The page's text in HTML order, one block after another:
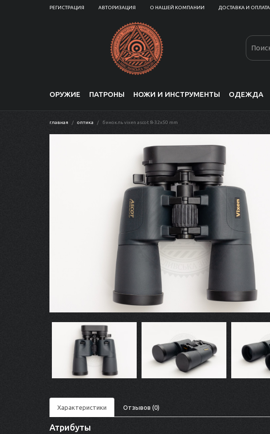
РЕГИСТРАЦИЯ АВТОРИЗАЦИЯ О НАШЕЙ КОМПАНИИ ДОСТАВКА И ОПЛАТА
ОРУЖИЕ ПАТРОНЫ НОЖИ И ИНСТРУМЕНТЫ ОДЕЖДА
главная оптика бинокль vixen ascot 8-32x50 mm
Характеристики Отзывов (0)
Атрибуты